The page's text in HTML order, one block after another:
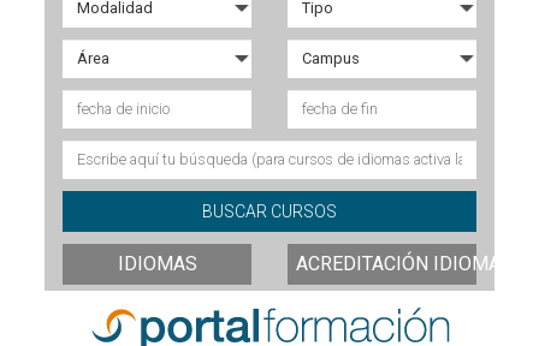
IDIOMAS ACREDITACIÓN IDIOMAS